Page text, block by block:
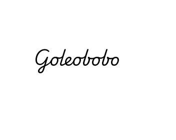
Goleobobo